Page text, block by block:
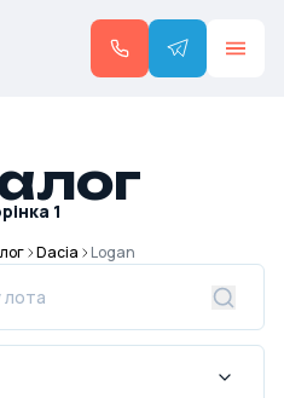
1
Dacia Logan